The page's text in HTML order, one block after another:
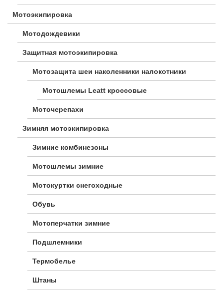
Мотоэкипировка
Мотодождевики
Защитная мотоэкипировка
Мотозащита шеи наколенники налокотники
Мотошлемы Leatt кроссовые
Моточерепахи
Зимняя мотоэкипировка
Зимние комбинезоны
Мотошлемы зимние
Мотокуртки снегоходные
Обувь
Мотоперчатки зимние
Подшлемники
Термобелье
Штаны